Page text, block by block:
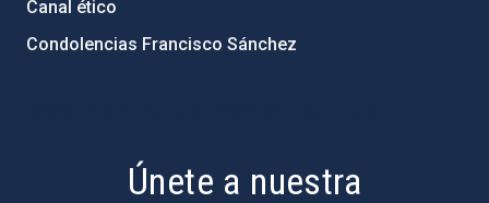
Canal ético
Condolencias Francisco Sánchez
Únete a nuestra